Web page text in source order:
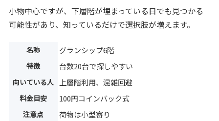
小物中心ですが、下層階が埋まっている日でも見つかる
可能性があり、知っているだけで選択肢が増えます。
名称 グランシップ6階
特徴 台数20台で探しやすい
向いている人 上層階利用、混雑回避
料金目安 100円コインバック式
注意点 荷物は小型寄り